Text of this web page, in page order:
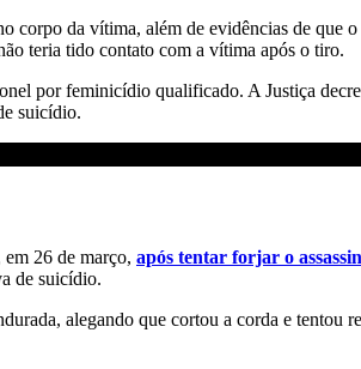
corpo da vítima, além de evidências de
teria tido contato com a vítima após o tiro.
por feminicídio qualificado. A Justiça
suicídio.
26 de março, após tentar forjar o
de suicídio.
alegando que cortou a corda e